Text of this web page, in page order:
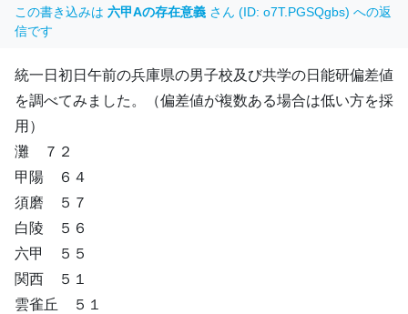
この書き込みは 六甲Aの存在意義 さん (ID: o7T.PGSQgbs) への返
信です
統一日初日午前の兵庫県の男子校及び共学の日能研偏差値
を調べてみました。（偏差値が複数ある場合は低い方を採
用）
灘 ７２
甲陽 ６４
須磨 ５７
白陵 ５６
六甲 ５５
関西 ５１
雲雀丘 ５１